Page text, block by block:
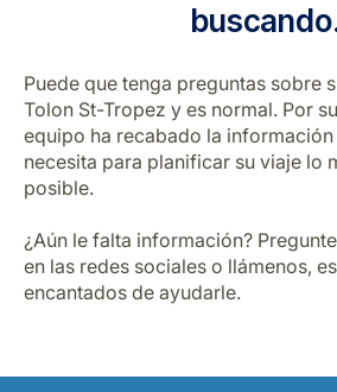
Puede que tenga preguntas sobre
Tolon St-Tropez y es normal. Por
equipo ha recabado la
necesita para planificar su viaje lo
posible.
¿Aún le falta información?
en las redes sociales o llámenos,
encantados de ayudarle.